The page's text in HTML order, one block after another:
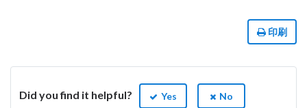
印刷
Did you find it helpful? Yes No